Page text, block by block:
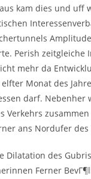
kam dies und uff
Perish
mehr da
Monat des
darf. Nebenher
Verkehrs
ans Nordufer
Dilatation des
Ferner